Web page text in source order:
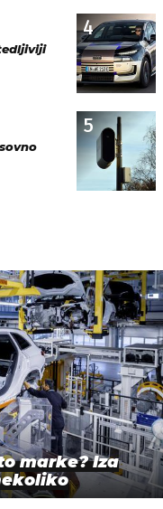
4
5
marke? Iza